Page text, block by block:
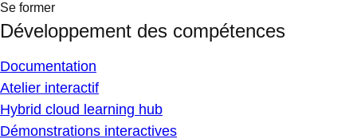
Se former
Développement des compétences
Documentation
Atelier interactif
Hybrid cloud learning hub
Démonstrations interactives